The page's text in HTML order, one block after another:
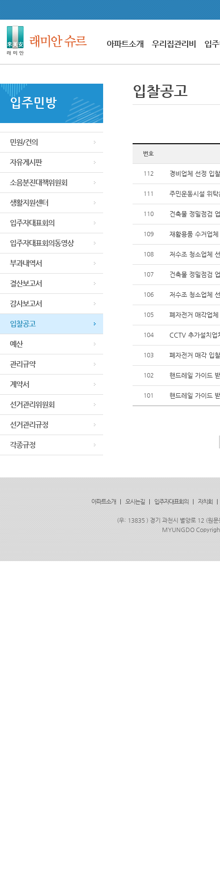
아파트소개 우리집관리비 입
입주민방
민원/건의
자유게시판
소음분진대책위원회
생활지원센터
입주자대표회의
입주자대표회의동영상
부과내역서
결산보고서
감사보고서
입찰공고
예산
관리규약
계약서
선거관리위원회
선거관리규정
각종규정
입찰공고
번호
112 경비업체 선정 입
111 주민운동시설 위
110 건축물 정밀점검
109 재활용품 수거업
108 저수조 청소업체
107 건축물 정밀점검
106 저수조 청소업체
105 폐자전거 매각업
104 CCTV 추가설치업
103 폐자전거 매각 입
102 핸드레일 가이드
101 핸드레일 가이드
아파트소개 오시는길 입주자대표회의 자치회
(우: 13835 ) 경기 과천시 별양로 12 (원
MYUNGDO